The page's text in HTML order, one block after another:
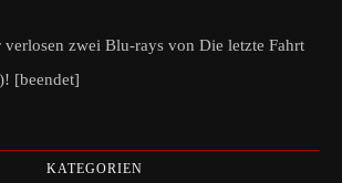
verlosen zwei Blu-rays von Die letzte Fahrt
[beendet]
KATEGORIEN